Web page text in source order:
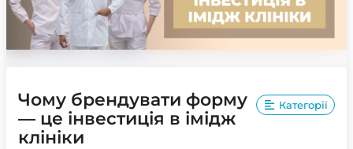
Чому брендувати форму
— це інвестиція в імідж
клініки
Категорії